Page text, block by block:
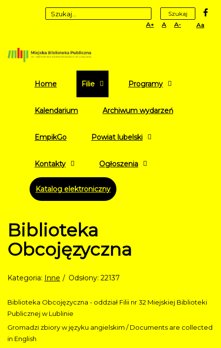
Szukaj
Set
LargerDefault
Set
Smaller
High
Home Filie Programy
Kalendarium Archiwum wydarzeń
EmpikGo Powiat lubelski
Kontakty Ogłoszenia
Katalog elektroniczny
Biblioteka
Obcojęzyczna
Kategoria: Inne Odsłony: 22137
Biblioteka Obcojęzyczna - oddział Filii nr 32 Miejskiej Biblioteki
Publicznej w Lublinie
Gromadzi zbiory w języku angielskim / Documents are collected
in English